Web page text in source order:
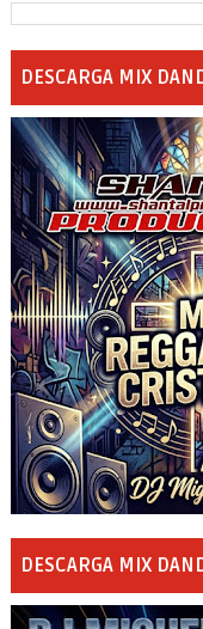
DESCARGA MIX
DESCARGA MIX